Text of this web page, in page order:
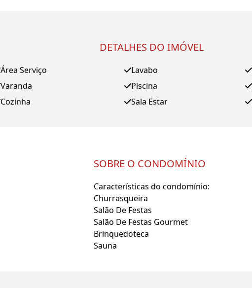
DETALHES DO IMÓVEL
Área Serviço
Varanda
Cozinha
Lavabo
Piscina
Sala Estar
SOBRE O CONDOMÍNIO
Características do condomínio:
Churrasqueira
Salão De Festas
Salão De Festas Gourmet
Brinquedoteca
Sauna